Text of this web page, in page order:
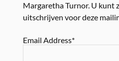
Margaretha Turnor. U kunt
uitschrijven voor deze
Email Address*